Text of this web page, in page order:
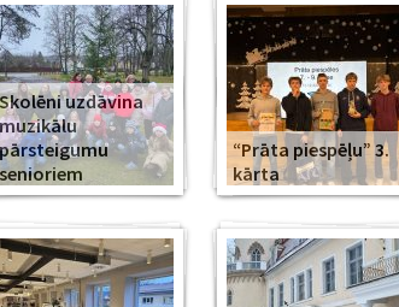
Skolēni uzdāvina
muzikālu
pārsteigumu
senioriem
“Prāta piespēļu” 3.
kārta